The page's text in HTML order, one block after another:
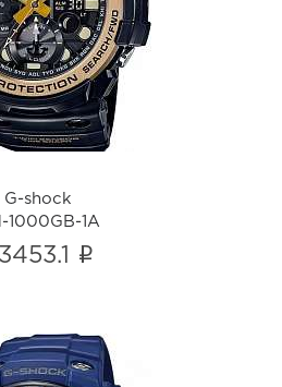
G-shock
1000GB-1A
i
G-shock
1000GB-1A
i